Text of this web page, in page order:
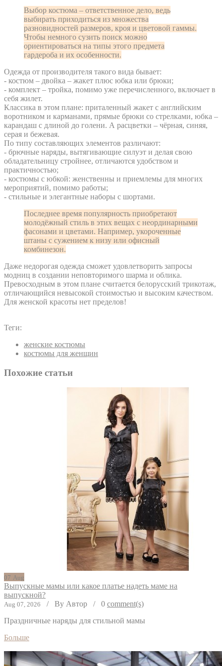
Выбор костюма – ответственное дело, ведь
выбирать приходиться из множества
разновидностей размеров, кроя и цветовой гаммы.
Чтобы немного сузить поиск можно
ориентироваться на типы этого предмета
гардероба и их особенности.
Одежда от производителя такого вида бывает:
- костюм – двойка – жакет плюс юбка или брюки;
- комплект – тройка, помимо уже перечисленного, включает в
себя жилет.
Классика в этом плане: приталенный жакет с английским
воротником и карманами, прямые брюки со стрелками, юбка –
карандаш с длиной до голени. А расцветки – чёрная, синяя,
серая и бежевая.
По типу составляющих элементов различают:
- брючные наряды, вытягивающие силуэт и делая свою
обладательницу стройнее, отличаются удобством и
практичностью;
- костюмы с юбкой: женственны и приемлемы для многих
мероприятий, помимо работы;
- стильные и элегантные наборы с шортами.
Последнее время популярность приобретают
молодёжный стиль в этих вещах с неординарными
фасонами и цветами. Например, укороченные
штаны с сужением к низу или офисный
комбинезон.
Даже недорогая одежда сможет удовлетворить запросы
модниц в создании неповторимого шарма и облика.
Превосходным в этом плане считается белорусский трикотаж,
отличающийся невысокой стоимостью и высоким качеством.
Для женской красоты нет пределов!
Теги:
женские костюмы
костюмы для женщин
Похожие статьи
07 Aug
Выпускные мамы или какое платье надеть маме на
выпускной?
Aug 07, 2026 / By Автор / 0 comment(s)
Праздничные наряды для стильной мамы
Больше